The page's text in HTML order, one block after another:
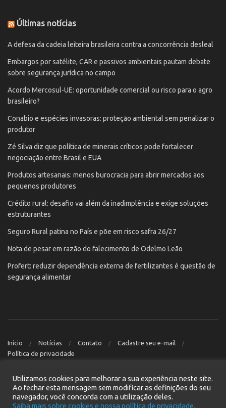
Últimas notícias
A defesa da cadeia leiteira brasileira contra a concorrência desleal
Embargos por satélite, CAR e passivos ambientais pautam debate
sobre segurança jurídica no campo
Acordo Mercosul-UE: oportunidade comercial ou risco para o agro
brasileiro?
Conabio e espécies invasoras: proteção ambiental sem penalizar o
produtor
Zé Silva diz que política de minerais críticos pode fortalecer
negociação entre Brasil e EUA
Produtos artesanais: menos burocracia para abrir mercados aos
pequenos produtores
Crédito rural: desafio vai além da inadimplência e exige soluções
estruturantes
Seguro Rural patina no País e põe em risco safra 26/27
Nota de pesar em razão do falecimento de Odelmo Leão
Profert: reduzir dependência externa de fertilizantes é questão de
segurança alimentar
Início Notícias Contato
Cadastre seu e-mail
Política de privacidade
Utilizamos cookies para melhorar a sua experiência neste site.
Ao fechar esta mensagem sem modificar as definições do seu
navegador, você concorda com a utilização deles.
Saiba mais sobre cookies e nossa política de privacidade.